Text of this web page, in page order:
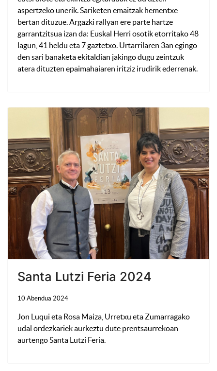
aspertzeko unerik. Sariketen emaitzak hementxe
bertan dituzue. Argazki rallyan ere parte hartze
garrantzitsua izan da: Euskal Herri osotik etorritako 48
lagun, 41 heldu eta 7 gaztetxo. Urtarrilaren 3an egingo
den sari banaketa ekitaldian jakingo dugu zeintzuk
atera dituzten epaimahaiaren iritziz irudirik ederrenak.
Santa Lutzi Feria 2024
10 Abendua 2024
Jon Luqui eta Rosa Maiza, Urretxu eta Zumarragako
udal ordezkariek aurkeztu dute prentsaurrekoan
aurtengo Santa Lutzi Feria.